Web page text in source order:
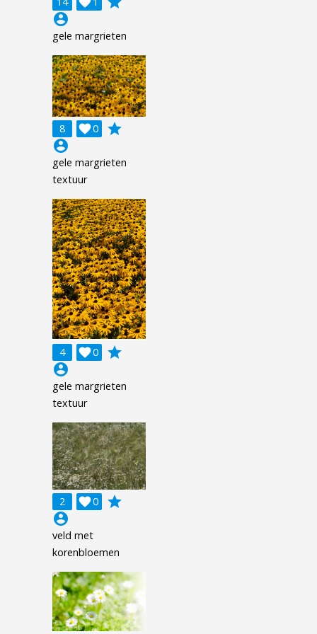
account_circle
gele margrieten
8 0

grade
account_circle
gele margrieten
textuur
4 0

grade
account_circle
gele margrieten
textuur
2 0

grade
account_circle
veld met
korenbloemen